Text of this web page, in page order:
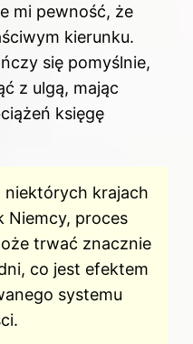
mi pewność, że
kierunku.
się pomyślnie,
z ulgą, mając
księgę
niektórych krajach
Niemcy, proces
trwać znacznie
co jest efektem
systemu